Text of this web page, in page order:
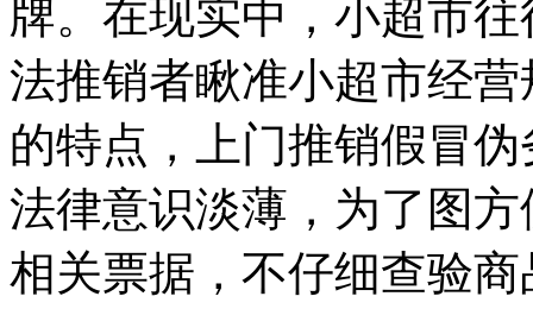
牌。在现实中，小超市
法推销者瞅准小超市经
的特点，上门推销假冒
法律意识淡薄，为了图
相关票据，不仔细查验